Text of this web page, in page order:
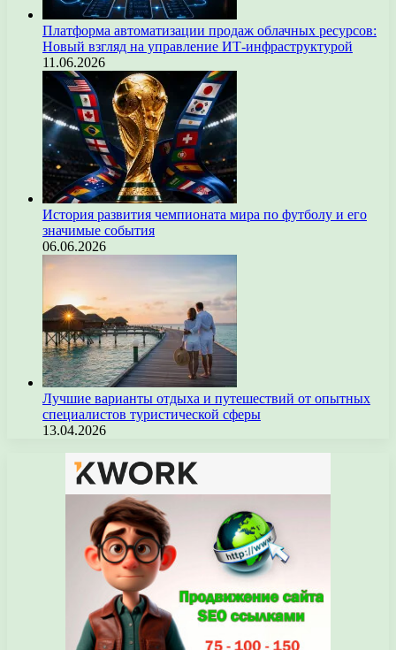
Платформа автоматизации продаж облачных ресурсов:
Новый взгляд на управление ИТ-инфраструктурой
11.06.2026
История развития чемпионата мира по футболу и его
значимые события
06.06.2026
Лучшие варианты отдыха и путешествий от опытных
специалистов туристической сферы
13.04.2026